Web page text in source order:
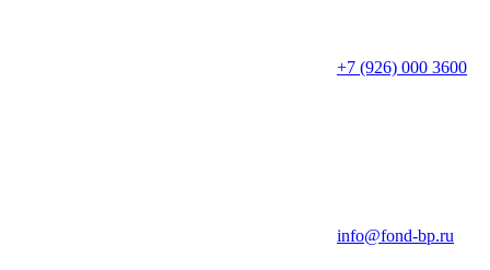
+7 (926) 000 3600
info@fond-bp.ru